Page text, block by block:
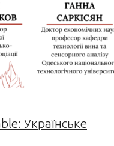
Українське